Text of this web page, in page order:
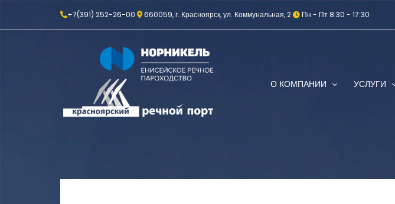
+7(391) 252-26-00 660059, г. Красноярск, ул. Коммунальная, 2 Пн - Пт 8:30 - 17:30
О КОМПАНИИ УСЛУГИ